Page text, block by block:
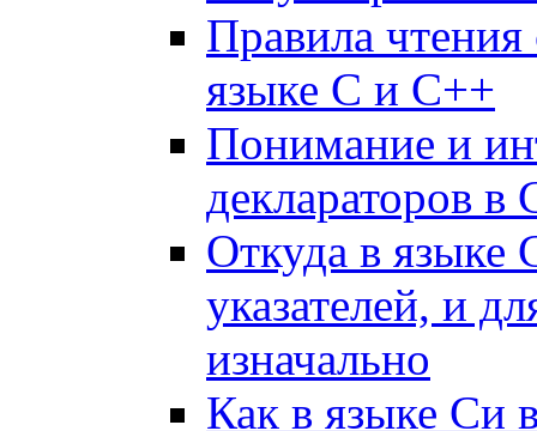
Правила
языке C и C++
Понимание и
деклараторов в
Откуда в языке
указателей, и
изначально
Как в языке Си